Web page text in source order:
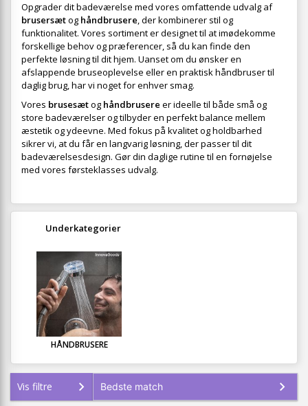
Opgrader dit badeværelse med vores omfattende udvalg af
brusersætog håndbrusere, der kombinerer stil og
funktionalitet. Vores sortiment er designet til at imødekomme
forskellige behov og præferencer, så du kan finde den
perfekte løsning til dit hjem. Uanset om du ønsker en
afslappende bruseoplevelse eller en praktisk håndbruser til
daglig brug, har vi noget for enhver smag.
Vores brusesætog håndbrusere er ideelle til både små og
store badeværelser og tilbyder en perfekt balance mellem
æstetik og ydeevne. Med fokus på kvalitet og holdbarhed
sikrer vi, at du får en langvarig løsning, der passer til dit
badeværelsesdesign. Gør din daglige rutine til en fornøjelse
med vores førsteklasses udvalg.
Underkategorier
HÅNDBRUSERE
Vis filtre